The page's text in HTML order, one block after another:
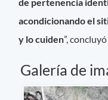
de pertenencia
acondicionando el
y lo cuiden”,
Galería de